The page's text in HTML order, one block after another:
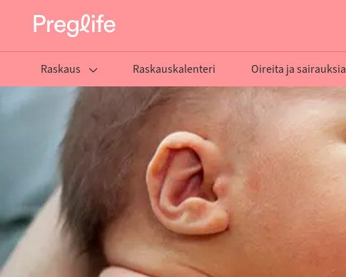
Raskaus Raskauskalenteri Oireita ja sairauksia